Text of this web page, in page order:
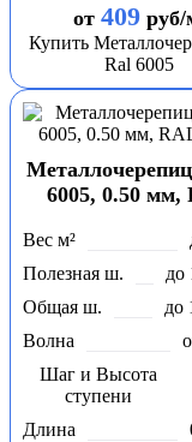
от 409руб/
Купить
Ral 6005
6005, 0.50 мм,
Вес м²
Полезная ш.
до
Общая ш.
до
Волна
Шаг и Высота
ступени
Длина